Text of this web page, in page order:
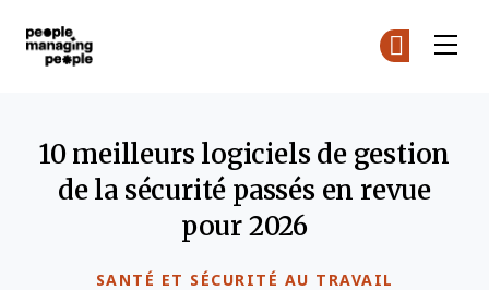
SANTÉ ET SÉCURITÉ AU TRAVAIL
10 meilleurs logiciels de gestion
de la sécurité passés en revue
pour 2026